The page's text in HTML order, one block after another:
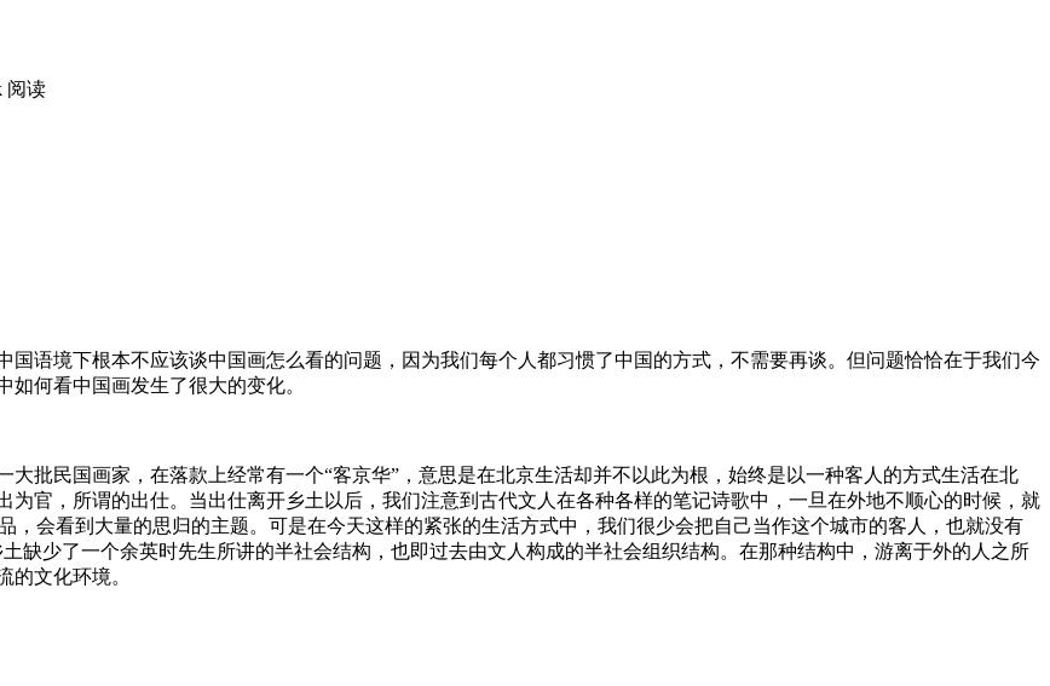
阅读
语境下根本不应该谈中国画怎么看的问题，因为我们每个人都习惯了中国的方式，不需要再谈。但问题恰恰在于我们今
何看中国画发生了很大的变化。
批民国画家，在落款上经常有一个“客京华”，意思是在北京生活却并不以此为根，始终是以一种客人的方式生活在北
官，所谓的出仕。当出仕离开乡土以后，我们注意到古代文人在各种各样的笔记诗歌中，一旦在外地不顺心的时候，就
，会看到大量的思归的主题。可是在今天这样的紧张的生活方式中，我们很少会把自己当作这个城市的客人，也就没有
少了一个余英时先生所讲的半社会结构，也即过去由文人构成的半社会组织结构。在那种结构中，游离于外的人之所
的文化环境。